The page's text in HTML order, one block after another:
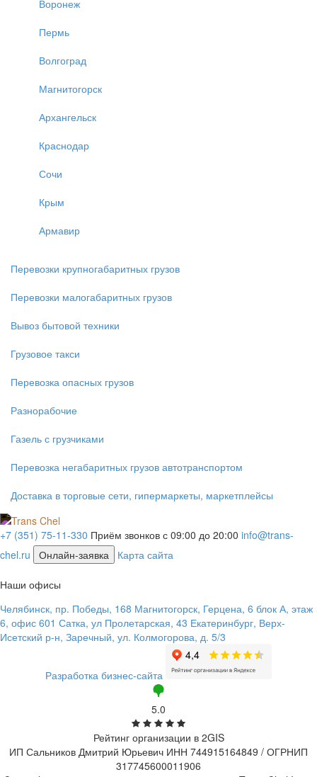
Воронеж
Пермь
Волгоград
Магнитогорск
Архангельск
Краснодар
Сочи
Крым
Армавир
Перевозки крупногабаритных грузов
Перевозки малогабаритных грузов
Вывоз бытовой техники
Грузовое такси
Перевозка опасных грузов
Разнорабочие
Газель с грузчиками
Перевозка негабаритных грузов автотранспортом
Доставка в торговые сети, гипермаркеты, маркетплейсы
+7 (351) 75-11-330 Приём звонков с 09:00 до 20:00 info@trans-
chel.ru
Онлайн-заявка Карта сайта
Наши офисы
Челябинск, пр. Победы, 168 Магнитогорск, Герцена, 6 блок А, этаж
6, офис 601 Сатка, ул Пролетарская, 43 Екатеринбург, Верх-
Исетский р-н, Заречный, ул. Колмогорова, д. 5/3
Разработка бизнес-сайта
5.0
Рейтинг организации в 2GIS
ИП Сальников Дмитрий Юрьевич ИНН 744915164849 / ОГРНИП
317745600011906